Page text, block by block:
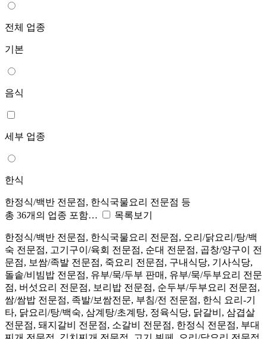
전체 업종
기본
음식
세부 업종
한식
한정식/백반 전문점, 한식국물요리 전문점 등
총 36개의 업종 포함…
목록보기
한정식/백반 전문점, 한식국물요리 전문점, 오리/닭요리/탕/백
숙 전문점, 고기구이/육회 전문점, 순대 전문점, 곱창/양구이 전
문점, 보쌈/족발 전문점, 죽요리 전문점, 구내식당, 기사식당,
돌솥/비빔밥 전문점, 유부/묵/두부 판매, 유부/묵/두부요리 전문
점, 버섯요리 전문점, 보리밥 전문점, 순두부/두부요리 전문점,
쌈/쌈밥 전문점, 족발/보쌈전문, 부침/전 전문점, 한식 요리-기
타, 닭요리/탕/백숙, 삼계탕/초계탕, 정육식당, 닭갈비, 삼겹살
전문점, 돼지갈비 전문점, 소갈비 전문점, 한정식 전문점, 부대